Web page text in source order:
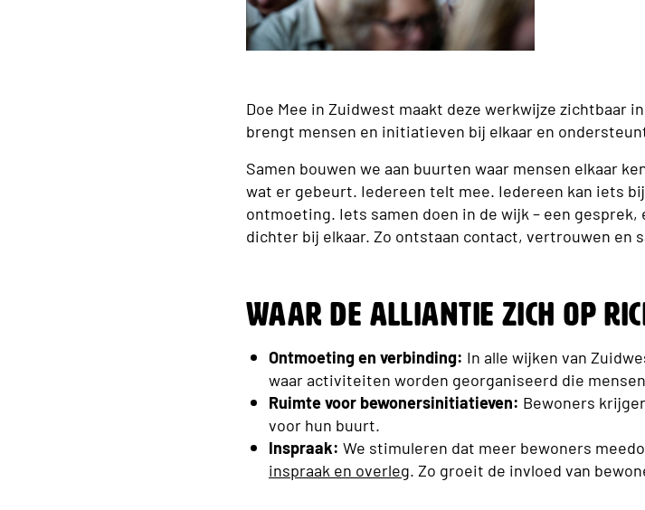
Doe Mee in Zuidwest maakt deze werkwijze zichtbaar
brengt mensen en initiatieven bij elkaar en
Samen bouwen we aan buurten waar mensen elkaar
wat er gebeurt. Iedereen telt mee. Iedereen kan iets
ontmoeting. Iets samen doen in de wijk – een
dichter bij elkaar. Zo ontstaan contact, vertrouwen en
Waar de alliantie zich op
Ontmoeting en verbinding: In alle wijken van
waar activiteiten worden georganiseerd die
Ruimte voor bewonersinitiatieven: Bewoners
voor hun buurt.
Inspraak: We stimuleren dat meer bewoners
inspraak en overleg. Zo groeit de invloed van